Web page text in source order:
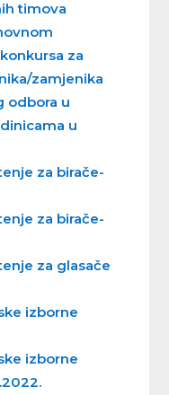
timova
za
zamjenika
odbora u
u
za birače-
za birače-
za glasače
izborne
izborne